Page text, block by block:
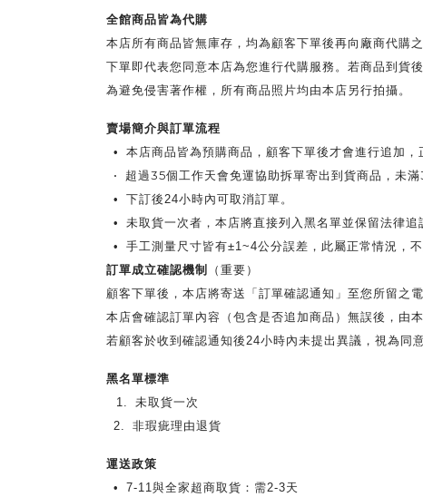
全館商品皆為代購
本店所有商品皆無庫存，均為顧客下單後再向廠商代購之
下單即代表您同意本店為您進行代購服務。若商品到貨
為避免侵害著作權，所有商品照片均由本店另行拍攝。
賣場簡介與訂單流程
• 本店商品皆為預購商品，顧客下單後才會進行追加，
• 超過35個工作天會免運協助拆單寄出到貨商品，未
•
下訂後24小時內可取消訂單。
•
未取貨一次者，本店將直接列入黑名單並保留法律追
•
手工測量尺寸皆有±1~4公分誤差，此屬正常情況，不
訂單成立確認機制
（重要）
顧客下單後，本店將寄送「訂單確認通知」至您所留之電
本店會確認訂單內容（包含是否追加商品）無誤後，由
若顧客於收到確認通知後24小時內未提出異議，視為同
黑名單標準
1.
未取貨一次
2.
非瑕疵理由退貨
運送政策
•
7-11與全家超商取貨：需2-3天